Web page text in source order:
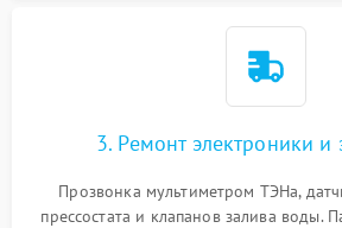
3. Ремонт электроники и
Прозвонка мультиметром ТЭНа,
прессостата и клапанов залива воды.